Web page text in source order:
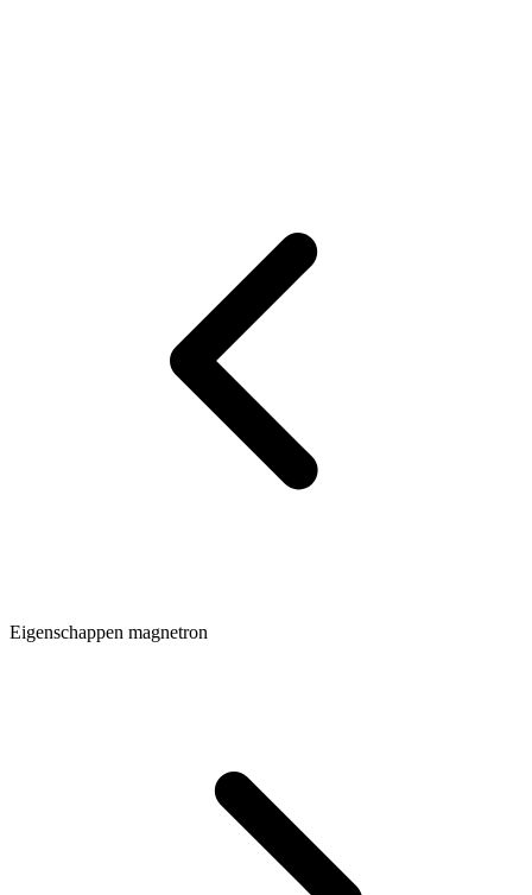
Eigenschappen magnetron